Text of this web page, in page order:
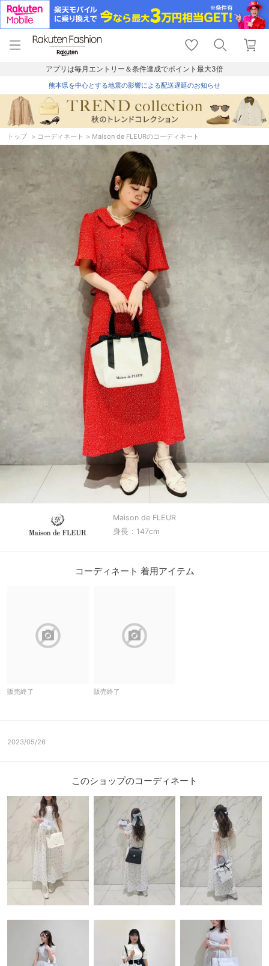
menu home
トップ
shopping_cart lock_outline
ログイン
アプリは毎月エントリー＆条件達成でポイント最大3倍
熊本県を中心とする地震の影響による配送遅延のお知らせ
トップ コーディネート Maison de FLEURのコーディネート
Maison de FLEUR
身長：147cm
コーディネート 着用アイテム
block
販売終了
block
販売終了
2023/05/26
このショップのコーディネート